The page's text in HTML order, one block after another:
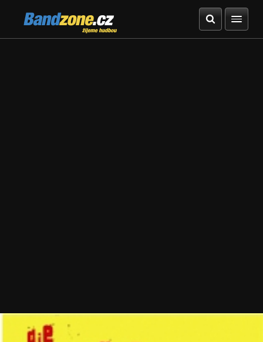
Bandzone.cz
žijeme hudbou